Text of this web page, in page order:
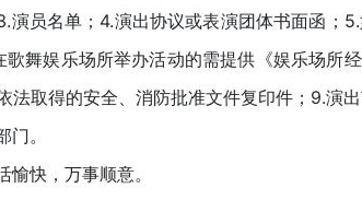
员名单；4.演出协议或表演团体书面函；
舞娱乐场所举办活动的需提供《娱乐场所
取得的安全、消防批准文件复印件；9.演
。
快，万事顺意。